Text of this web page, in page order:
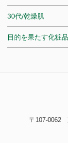
30代/乾燥肌
目的を果たす化粧
〒107-0062